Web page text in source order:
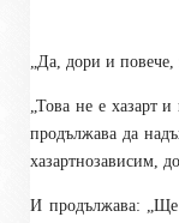
„Да, дори и повече,
„Това не е хазарт
продължава да
хазартнозависим,
И продължава: „Ще